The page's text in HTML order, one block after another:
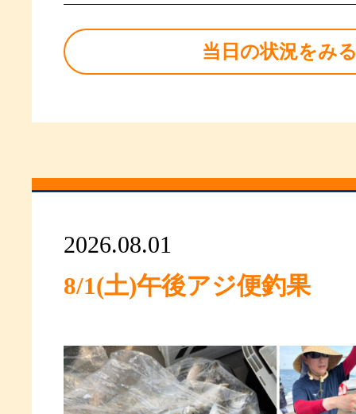
当日の状況をみ
2026.08.01
8/1(土)午後アジ便釣果